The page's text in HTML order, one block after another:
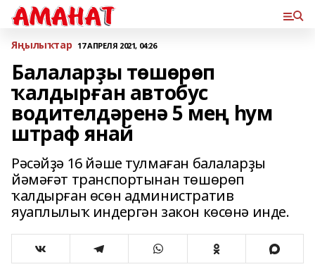
Яңылыҡтар 17 АПРЕЛЯ 2021, 04:26
Балаларҙы төшөрөп
ҡалдырған автобус
водителдәренә 5 мең һум
штраф янай
Рәсәйҙә 16 йәше тулмаған балаларҙы
йәмәғәт транспортынан төшөрөп
ҡалдырған өсөн административ
яуаплылыҡ индергән закон көсөнә инде.